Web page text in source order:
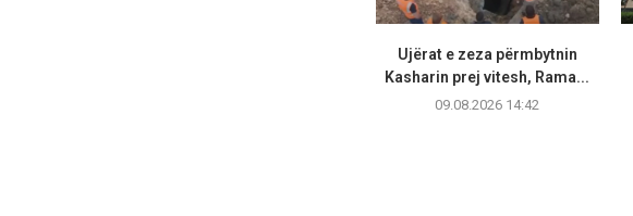
Ujërat e zeza përmbytnin
Kasharin prej vitesh, Rama...
09.08.2026 14:42